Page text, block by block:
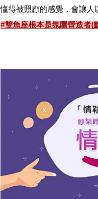
懂得被照顧的感覺，會讓人
#雙魚座根本是氛圍營造者(